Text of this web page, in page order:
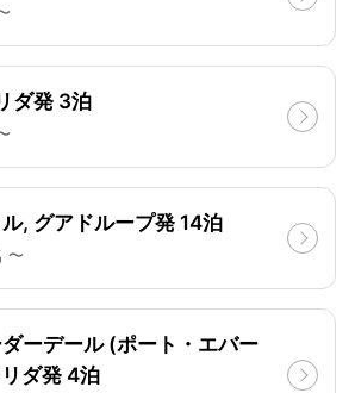
ダ発 3泊
, グアドループ発 14泊
〜
ーデール (ポート・エバー
ダ発 4泊